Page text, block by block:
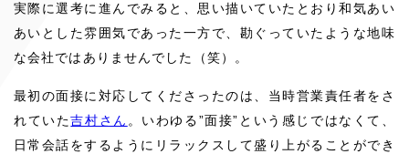
実際に選考に進んでみると、思い描いていたとおり和気あい
あいとした雰囲気であった一方で、勘ぐっていたような地味
な会社ではありませんでした（笑）。
最初の面接に対応してくださったのは、当時営業責任者をさ
れていた吉村さん 。いわゆる”面接”という感じではなくて、
日常会話をするようにリラックスして盛り上がることができ